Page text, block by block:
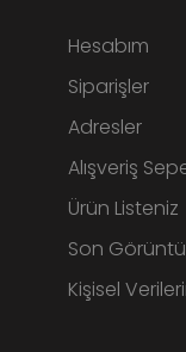
Hesabım
Siparişler
Adresler
Alışveriş
Ürün Listeniz
Son
Kişisel